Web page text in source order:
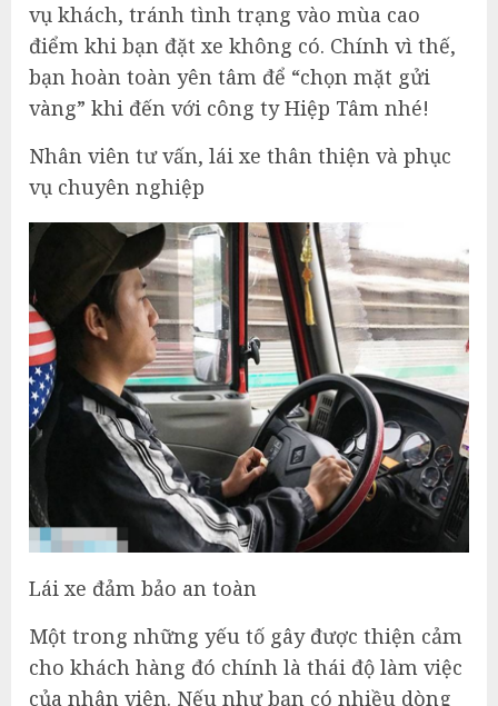
vụ khách, tránh tình trạng vào mùa cao
điểm khi bạn đặt xe không có. Chính vì thế,
bạn hoàn toàn yên tâm để “chọn mặt gửi
vàng” khi đến với công ty Hiệp Tâm nhé!
Nhân viên tư vấn, lái xe thân thiện và phục
vụ chuyên nghiệp
Lái xe đảm bảo an toàn
Một trong những yếu tố gây được thiện cảm
cho khách hàng đó chính là thái độ làm việc
của nhân viên. Nếu như bạn có nhiều dòng